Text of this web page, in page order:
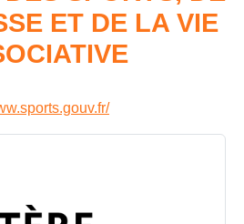
ET DE LA VIE